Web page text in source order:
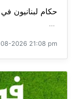
حكام لبنانيون
...
2026 21:08 pm